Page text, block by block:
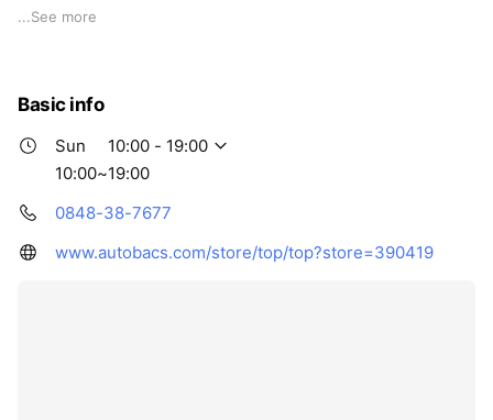
スが可能！ タイヤ、オイル、バッテリーをはじめ豊富なカー
～（^▽^)
...See more
Basic info
Sun
10:00 - 19:00
10:00~19:00
0848-38-7677
www.autobacs.com/store/top/top?store=390419